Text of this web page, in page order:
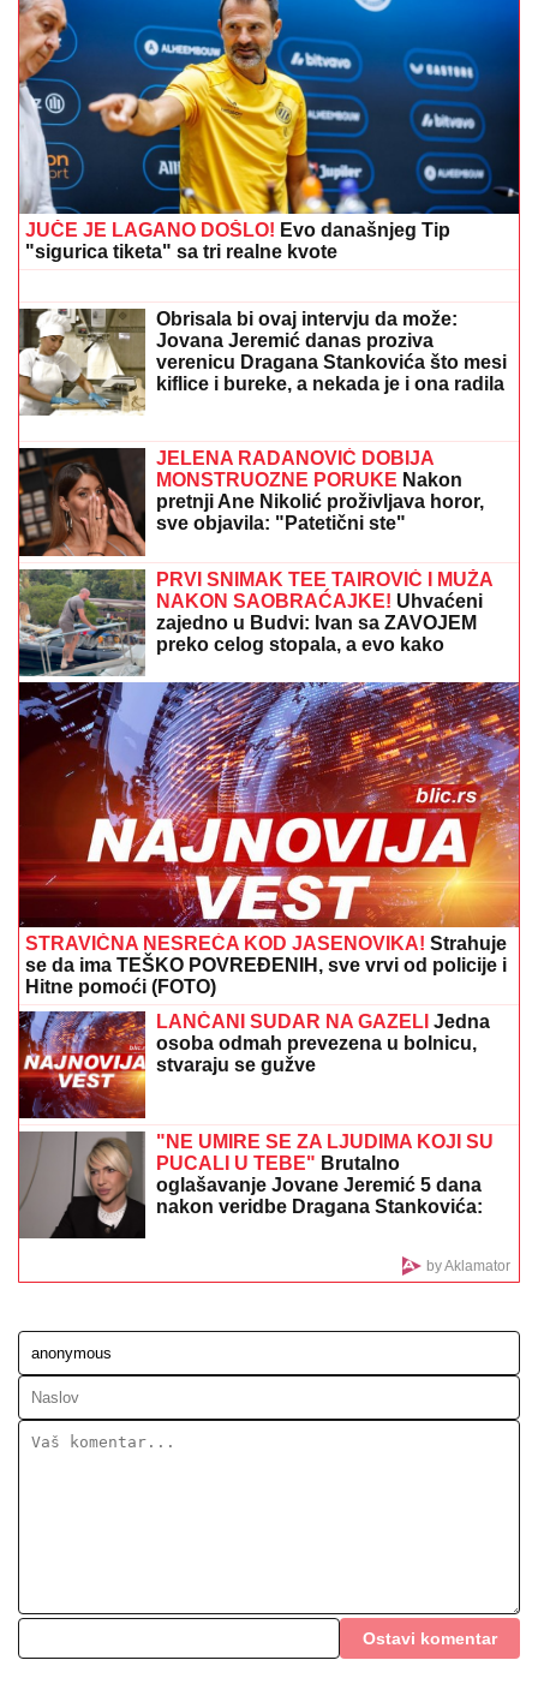
"HTEO SAM DA SE ZAMONAŠIM"Dejan Stanković
Kralj otkrio ko je doktorka koju ženi, šokirao detaljima
iz života: "Nema vila i kamiona" (VIDEO)
STANKOVIĆ ZAGRMEO POSLE
POBEDE:"Nek ostave momke na
miru"! Evo šta kaže o isključenju
golmana!
(FOTO) VOZ NALETEO NA OSOBU
KOD ZEMUNA Oglasili se iz
licu mesta
5 MINUTA SNIMKA REŠAVAJU MISTERIJU
NESTANKA FARMACEUTA?!Milan popio kafu sa
majkom, otišao na posao i više ga NIKO NIJE VIDEO:
Supruzi je poslao OVU poruku (FOTO)
SANJA GRUJIĆ JE DRUGA OSOBA!
Pokazala šta radi posle raskida sa
Markom: Odavde NE IZLAZI, promene
na njoj bodu oči (FOTO)
"VARA LJUDE I IZNUĐUJE NOVAC"
Poznati glumac na meni prevare, ukrali
mu identitet, pa traže ljudima pare: "Ne
nasedajte, prijavite"
JUČE JE LAGANO DOŠLO!Evo današnjeg Tip
"sigurica tiketa" sa tri realne kvote
Rakovica se zatresla
usred noći: Na licu mesta krater,
isto!